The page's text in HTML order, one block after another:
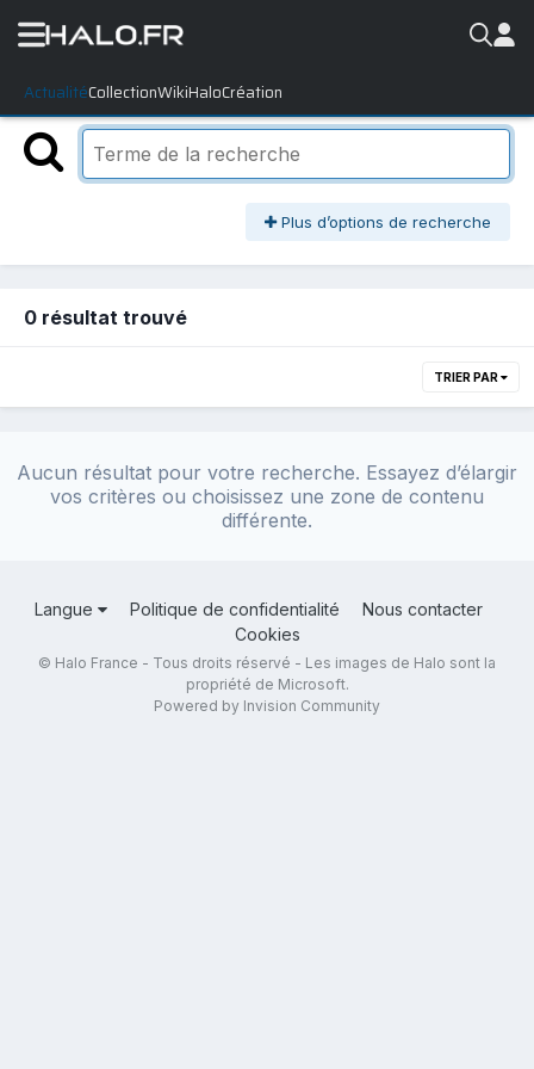
ActualitéCollectionWikiHaloCréation
Plus d’options de recherche
0 résultat trouvé
TRIER PAR
Aucun résultat pour votre recherche. Essayez d’élargir
vos critères ou choisissez une zone de contenu
différente.
Langue Politique de confidentialité
Nous contacter
Cookies
© Halo France - Tous droits réservé - Les images de Halo sont la
propriété de Microsoft.
Powered by Invision Community